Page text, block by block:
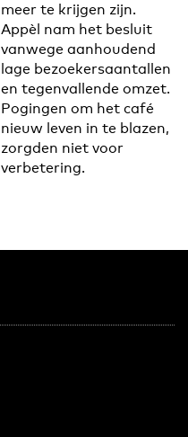
meer te krijgen zijn.
Appèl nam het besluit
vanwege aanhoudend
lage bezoekersaantallen
en tegenvallende omzet.
Pogingen om het café
nieuw leven in te blazen,
zorgden niet voor
verbetering.